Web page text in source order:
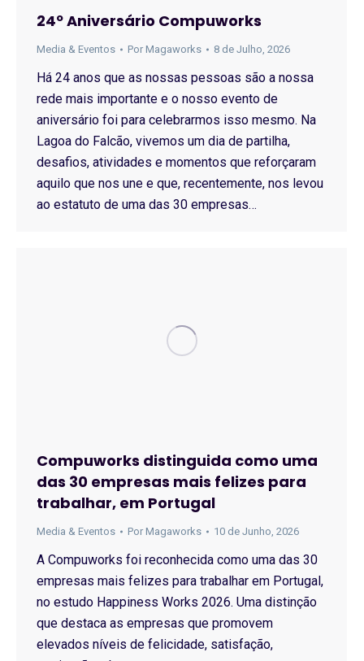
24º Aniversário Compuworks
Media & Eventos Por Magaworks 8 de Julho, 2026
Há 24 anos que as nossas pessoas são a nossa
rede mais importante e o nosso evento de
aniversário foi para celebrarmos isso mesmo. Na
Lagoa do Falcão, vivemos um dia de partilha,
desafios, atividades e momentos que reforçaram
aquilo que nos une e que, recentemente, nos levou
ao estatuto de uma das 30 empresas…
Compuworks distinguida como uma
das 30 empresas mais felizes para
trabalhar, em Portugal
Media & Eventos Por Magaworks 10 de Junho, 2026
A Compuworks foi reconhecida como uma das 30
empresas mais felizes para trabalhar em Portugal,
no estudo Happiness Works 2026. Uma distinção
que destaca as empresas que promovem
elevados níveis de felicidade, satisfação,